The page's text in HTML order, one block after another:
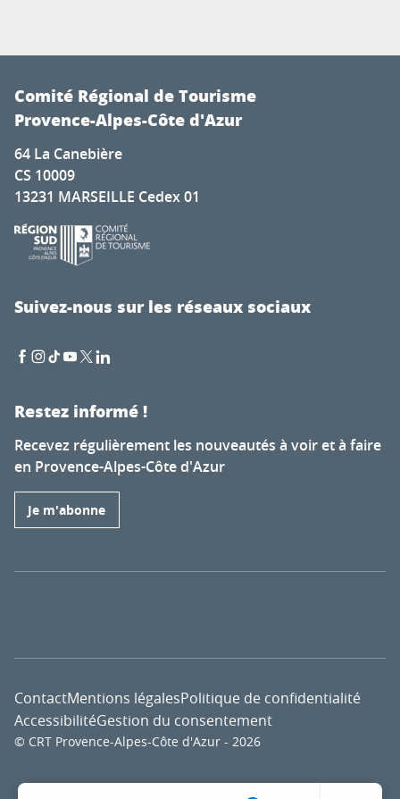
Comité Régional de Tourisme
Provence-Alpes-Côte d'Azur
64 La Canebière
CS 10009
13231 MARSEILLE Cedex 01
Suivez-nous sur les réseaux sociaux
Restez informé !
Recevez régulièrement les nouveautés à voir et à faire
en Provence-Alpes-Côte d'Azur
Je m'abonne
© CRT Provence-Alpes-Côte d'Azur - 2026
ContactMentions légalesPolitique de confidentialité
AccessibilitéGestion du consentement